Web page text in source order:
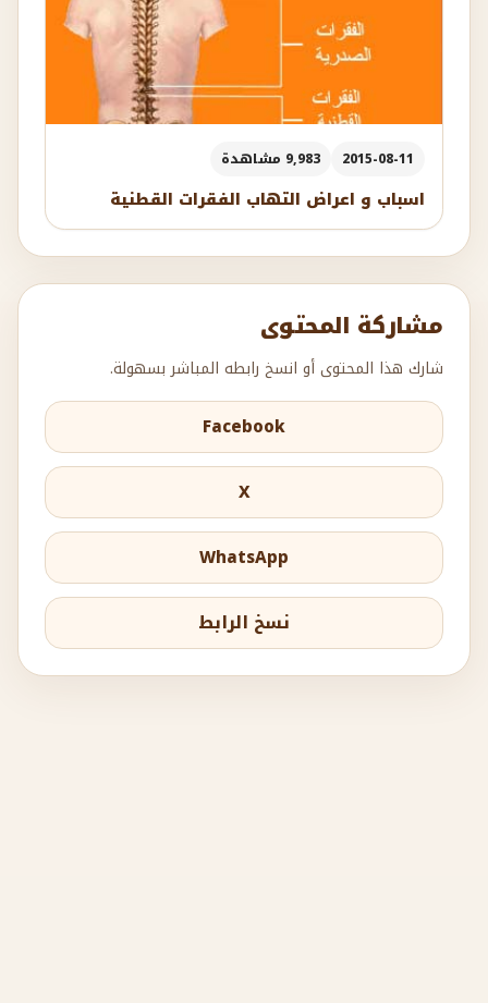
2015-08-11 9,983 مشاهدة
اسباب و اعراض التهاب الفقرات القطنية
مشاركة المحتوى
شارك هذا المحتوى أو انسخ رابطه المباشر بسهولة.
Facebook
X
WhatsApp
نسخ الرابط